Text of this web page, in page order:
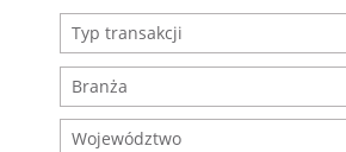
Typ transakcji
Branża
Województwo